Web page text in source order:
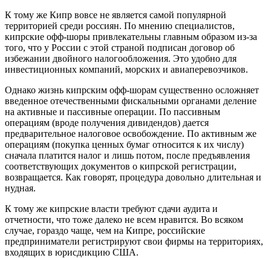
К тому же Кипр вовсе не является самой популярной
территорией среди россиян. По мнению специалистов,
кипрские офф-шоры привлекательны главным образом из-за
того, что у России с этой страной подписан договор об
избежании двойного налогообложения. Это удобно для
инвестиционных компаний, морских и авиаперевозчиков.
Однако жизнь кипрским офф-шорам существенно осложняет
введенное отечественными фискальными органами деление
на активные и пассивные операции. По пассивным
операциям (вроде получения дивидендов) дается
предварительное налоговое освобождение. По активным же
операциям (покупка ценных бумаг относится к их числу)
сначала платится налог и лишь потом, после предъявления
соответствующих документов о кипрской регистрации,
возвращается. Как говорят, процедура довольно длительная и
нудная.
К тому же кипрские власти требуют сдачи аудита и
отчетности, что тоже далеко не всем нравится. Во всяком
случае, гораздо чаще, чем на Кипре, российские
предприниматели регистрируют свои фирмы на территориях,
входящих в юрисдикцию США.